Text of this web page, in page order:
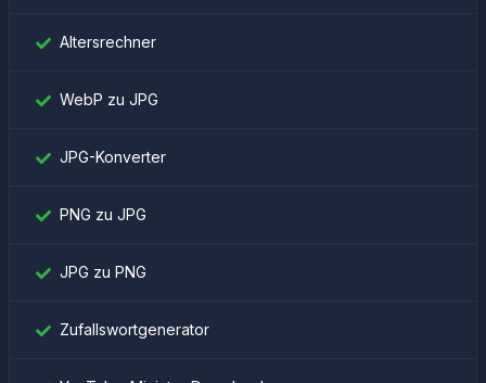
Altersrechner
WebP zu JPG
JPG-Konverter
PNG zu JPG
JPG zu PNG
Zufallswortgenerator